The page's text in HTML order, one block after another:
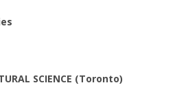
SCIENCE (Toronto)